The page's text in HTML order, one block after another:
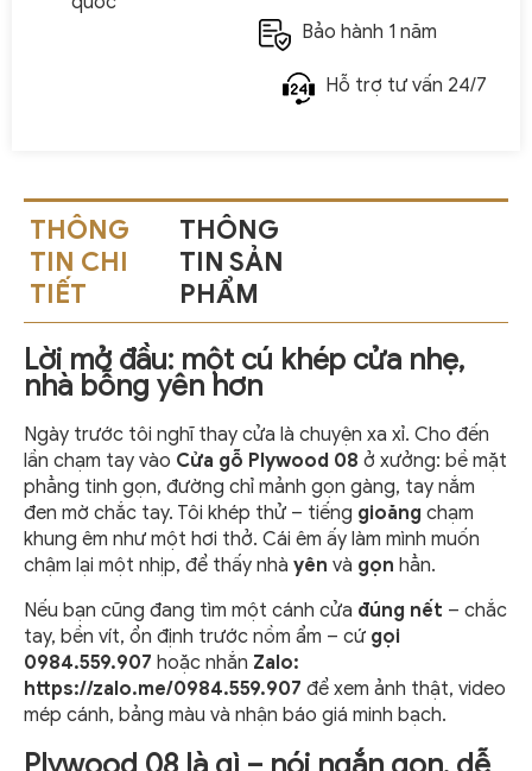
Bảo hành 1 năm
Hỗ trợ tư vấn 24/7
THÔNG
TIN CHI
TIẾT
THÔNG
TIN SẢN
PHẨM
Lời mở đầu: một cú khép cửa nhẹ,
nhà bỗng yên hơn
Ngày trước tôi nghĩ thay cửa là chuyện xa xỉ. Cho đến
lần chạm tay vào Cửa gỗ Plywood 08 ở xưởng: bề mặt
phẳng tinh gọn, đường chỉ mảnh gọn gàng, tay nắm
đen mờ chắc tay. Tôi khép thử – tiếng gioăng chạm
khung êm như một hơi thở. Cái êm ấy làm mình muốn
chậm lại một nhịp, để thấy nhà yên và gọn hẳn.
Nếu bạn cũng đang tìm một cánh cửa đúng nết – chắc
tay, bền vít, ổn định trước nồm ẩm – cứ gọi
0984.559.907 hoặc nhắn Zalo:
https://zalo.me/0984.559.907 để xem ảnh thật, video
mép cánh, bảng màu và nhận báo giá minh bạch.